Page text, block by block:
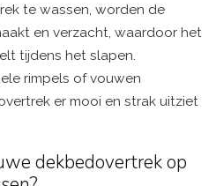
te wassen, worden de
en verzacht, waardoor het
tijdens het slapen.
rimpels of vouwen
er mooi en strak uitziet
dekbedovertrek op